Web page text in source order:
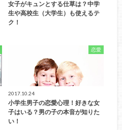
女子がキュンとする仕草は？中学
生や高校生（大学生）も使えるテ
ク！
恋愛
2017.10.24
小学生男子の恋愛心理！好きな女
子はいる？男の子の本音が知りた
い！